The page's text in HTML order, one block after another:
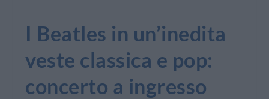
I Beatles in un’inedita
veste classica e pop:
concerto a ingresso